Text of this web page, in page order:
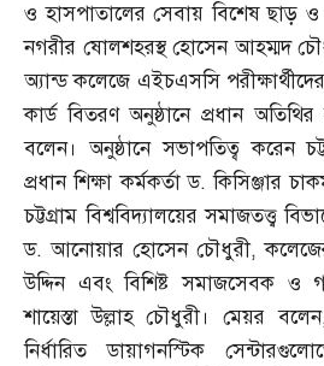
ও হাসপাতালের সেবায় বিশেষ ছাড়
নগরীর ষোলশহরস্থ হোসেন আহম্মদ
অ্যান্ড কলেজে এইচএসসি
কার্ড বিতরণ অনুষ্ঠানে প্রধান
বলেন। অনুষ্ঠানে সভাপতিত্ব করেন
প্রধান শিক্ষা কর্মকর্তা ড.কিসিঞ্জার
চট্টগ্রাম বিশ্ববিদ্যালয়ের সমাজতত্ত্ব
ড.আনোয়ার হোসেন চৌধুরী,
উদ্দিন এবং বিশিষ্ট সমাজসেবক ও
শায়েস্তা উল্লাহ চৌধুরী। মেয়র বলেন
নির্ধারিত ডায়াগনস্টিক